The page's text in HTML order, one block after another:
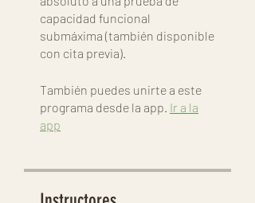
capacidad funcional
submáxima (también disponible
con cita previa).
También puedes unirte a este
programa desde la app. Ir a la
app